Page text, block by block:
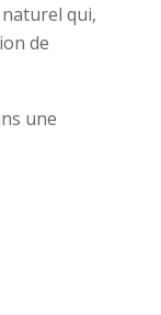
qui,
de
une